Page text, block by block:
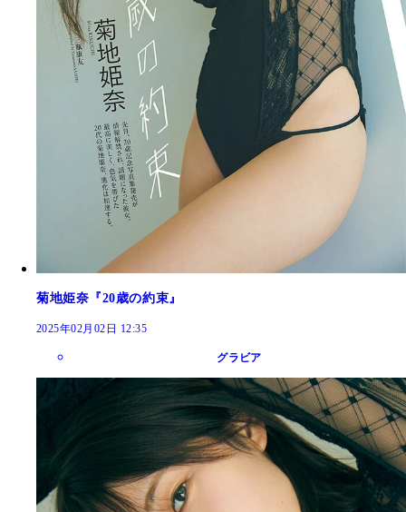
菊地姫奈『20歳の約束』
2025年02月02日 12:35
グラビア